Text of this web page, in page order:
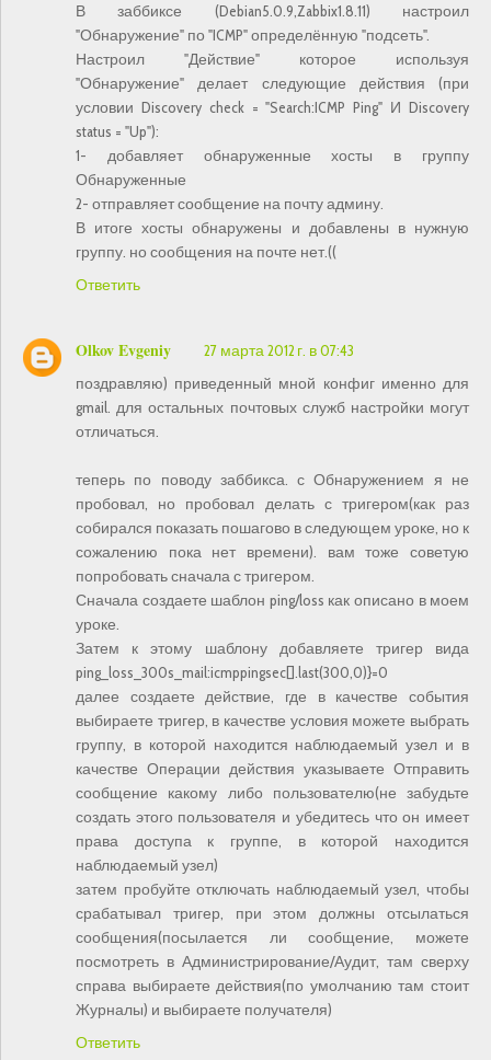
В заббиксе (Debian5.0.9,Zabbix1.8.11) настроил
"Обнаружение" по "ICMP" определённую "подсеть".
Настроил "Действие" которое используя
"Обнаружение" делает следующие действия (при
условии Discovery check = "Search:ICMP Ping" И Discovery
status = "Up"):
1- добавляет обнаруженные хосты в группу
Обнаруженные
2- отправляет сообщение на почту админу.
В итоге хосты обнаружены и добавлены в нужную
группу. но сообщения на почте нет.((
Ответить
Olkov Evgeniy
27 марта 2012 г. в 07:43
поздравляю) приведенный мной конфиг именно для
gmail. для остальных почтовых служб настройки могут
отличаться.
теперь по поводу заббикса. с Обнаружением я не
пробовал, но пробовал делать с тригером(как раз
собирался показать пошагово в следующем уроке, но к
сожалению пока нет времени). вам тоже советую
попробовать сначала с тригером.
Сначала создаете шаблон ping/loss как описано в моем
уроке.
Затем к этому шаблону добавляете тригер вида
ping_loss_300s_mail:icmppingsec[].last(300,0)}=0
далее создаете действие, где в качестве события
выбираете тригер, в качестве условия можете выбрать
группу, в которой находится наблюдаемый узел и в
качестве Операции действия указываете Отправить
сообщение какому либо пользователю(не забудьте
создать этого пользователя и убедитесь что он имеет
права доступа к группе, в которой находится
наблюдаемый узел)
затем пробуйте отключать наблюдаемый узел, чтобы
срабатывал тригер, при этом должны отсылаться
сообщения(посылается ли сообщение, можете
посмотреть в Администрирование/Аудит, там сверху
справа выбираете действия(по умолчанию там стоит
Журналы) и выбираете получателя)
Ответить